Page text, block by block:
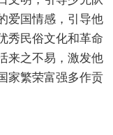
爱国情感，引导他
秀民俗文化和革命
来之不易，激发他
家繁荣富强多作贡